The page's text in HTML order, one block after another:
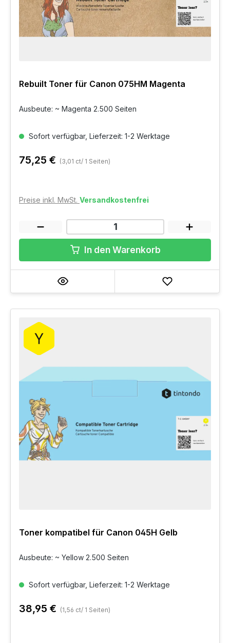
Rebuilt Toner für Canon 075HM Magenta
Ausbeute: ~ Magenta 2.500 Seiten
Sofort verfügbar, Lieferzeit: 1-2 Werktage
75,25 € (3,01 ct/ 1 Seiten)
Preise inkl. MwSt. Versandkostenfrei
In den Warenkorb
Toner kompatibel für Canon 045H Gelb
Ausbeute: ~ Yellow 2.500 Seiten
Sofort verfügbar, Lieferzeit: 1-2 Werktage
38,95 € (1,56 ct/ 1 Seiten)